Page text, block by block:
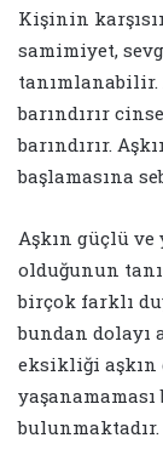
Kişinin
samimiyet,
barındırır
barındırır.
başlamasına
Aşkın güçlü
olduğunun
birçok farklı
bundan dolayı
eksikliği
bulunmaktadır.